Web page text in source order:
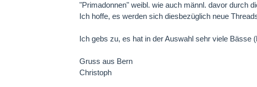
"Primadonnen" weibl. wie auch männl. davor durch
Ich hoffe, es werden sich diesbezüglich neue
Ich gebs zu, es hat in der Auswahl sehr viele Bässe
Gruss aus Bern
Christoph